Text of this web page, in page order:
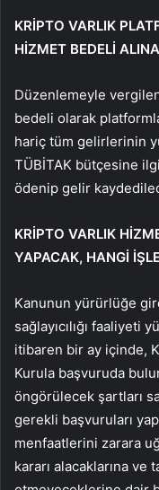
KRİPTO VARLIK
HİZMET BEDELİ
Düzenlemeyle
bedeli olarak
hariç tüm gelirlerinin
TÜBİTAK bütçesine
ödenip gelir
KRİPTO VARLIK
YAPACAK, HANGİ
Kanunun yürürlüğe
sağlayıcılığı faaliyeti
itibaren bir ay içinde,
Kurula başvuruda
öngörülecek şartları
gerekli başvuruları
menfaatlerini zarara
kararı alacaklarına